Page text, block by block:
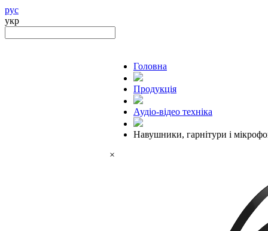
рус
укр
Головна
Продукцiя
Аудіо-відео техніка
Навушники, гарнітури і
×